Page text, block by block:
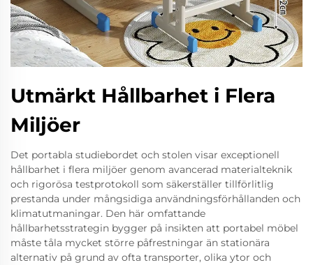
Utmärkt Hållbarhet i Flera
Miljöer
Det portabla studiebordet och stolen visar exceptionell
hållbarhet i flera miljöer genom avancerad materialteknik
och rigorösa testprotokoll som säkerställer tillförlitlig
prestanda under mångsidiga användningsförhållanden och
klimatutmaningar. Den här omfattande
hållbarhetsstrategin bygger på insikten att portabel möbel
måste tåla mycket större påfrestningar än stationära
alternativ på grund av ofta transporter, olika ytor och